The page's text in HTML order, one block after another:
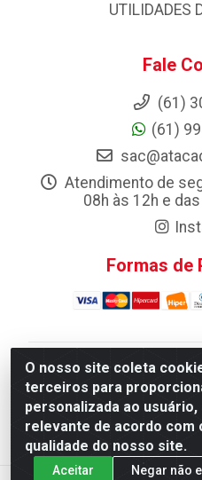
O nosso site coleta
terceiros para
personalizada ao
relevante de acordo com
qualidade do nosso site.
Aceitar Negar não
UTILIDADES
Fale
(61)
(61)
Atendimento de
08h às 12h e
Formas de
Atacadao da Limpeza F.
Distribuicao LTDA - Quadra
Industrial (Taguatinga),
CNPJ